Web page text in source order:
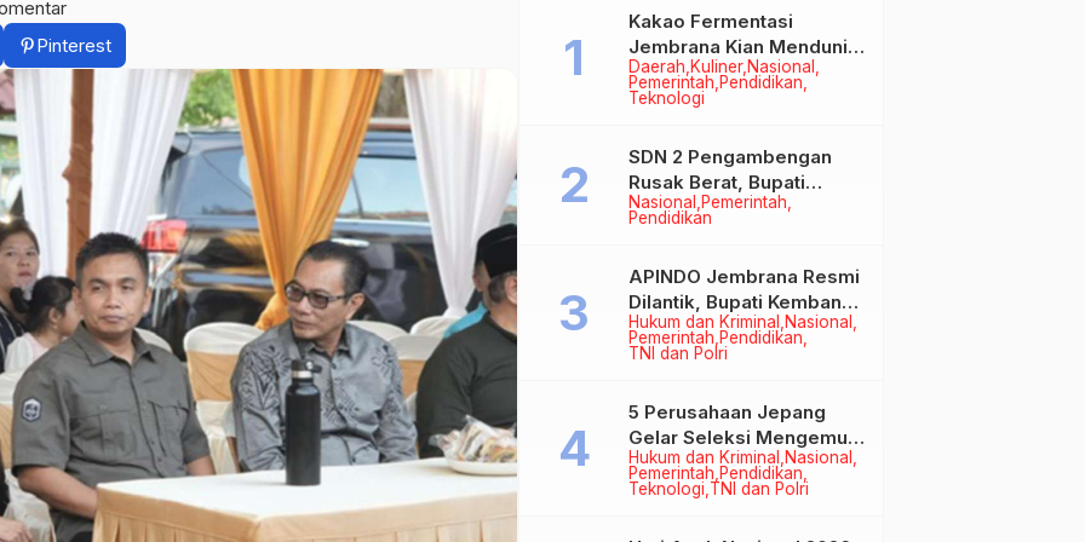
Pinterest
Daerah Kuliner Nasional
Pemerintah Pendidikan
Teknologi
Kakao Fermentasi
Jembrana Kian Mendunia,
Bupati Perkuat Komitmen
pada Standar Mutu dan
Nasional
Pemerintah
Pendidikan
SDN 2 Pengambengan
Rusak Berat, Bupati
Kembang Pastikan
Hukum dan Kriminal
Nasional
Pemerintah Pendidikan
TNI dan Polri
APINDO Jembrana Resmi
Dilantik, Bupati Kembang
Minta Pengusaha Jadi
Motor Penggerak
Hukum dan Kriminal
Nasional
Pemerintah Pendidikan
Teknologi TNI dan Polri
5 Perusahaan Jepang
Gelar Seleksi Mengemudi
di Jembrana, Buka
Peluang Kerja bagi Calon